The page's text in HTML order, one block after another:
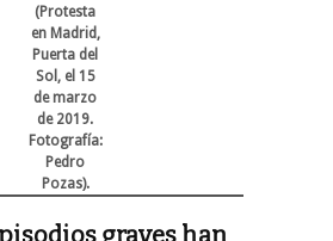
(Protesta
en Madrid,
Puerta del
Sol, el 15
de marzo
de 2019.
Fotografía:
Pedro
Pozas).
graves han